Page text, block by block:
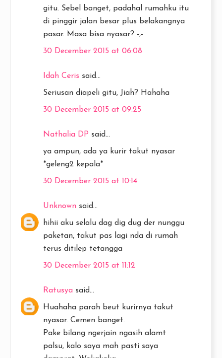
gitu. Sebel banget, padahal rumahku itu
di pinggir jalan besar plus belakangnya
pasar. Masa bisa nyasar? -,-
30 December 2015 at 06:08
Idah Ceris said...
Seriusan diapeli gitu, Jiah? Hahaha
30 December 2015 at 09:25
Nathalia DP said...
ya ampun, ada ya kurir takut nyasar
*geleng2 kepala*
30 December 2015 at 10:14
Unknown said...
hihii aku selalu dag dig dug der nunggu
paketan, takut pas lagi nda di rumah
terus ditilep tetangga
30 December 2015 at 11:12
Ratusya said...
Huahaha parah beut kurirnya takut
nyasar. Cemen banget.
Pake bilang ngerjain ngasih alamt
palsu, kalo saya mah pasti saya